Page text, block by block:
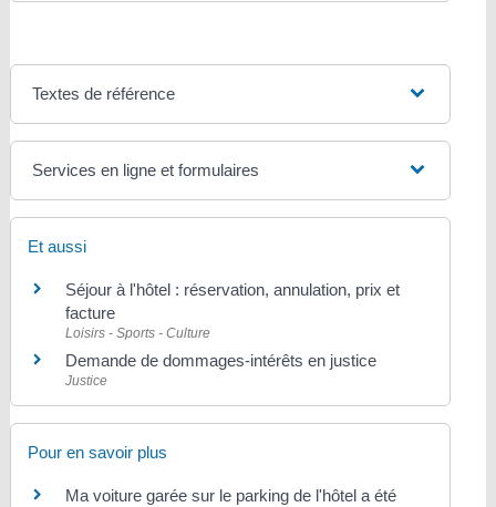
Textes de référence
Services en ligne et formulaires
Et aussi
Séjour à l'hôtel : réservation, annulation, prix et
facture
Loisirs - Sports - Culture
Demande de dommages-intérêts en justice
Justice
Pour en savoir plus
Ma voiture garée sur le parking de l'hôtel a été